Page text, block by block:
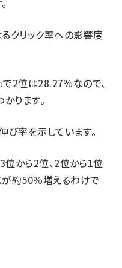
クリック率への影響度
2位は28.27％なので、
ります。
率を示しています。
位から2位、2位から1位
約50％増えるわけで